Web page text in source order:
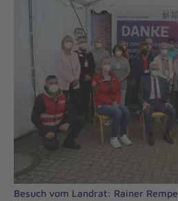
Besuch vom Landrat: Rainer